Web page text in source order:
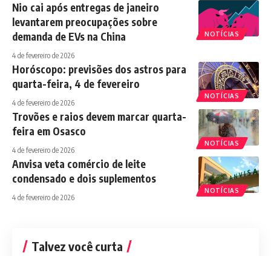
NOTÍCIAS
Nio cai após entregas de janeiro
levantarem preocupações sobre
demanda de EVs na China
4 de fevereiro de 2026
NOTÍCIAS
Horóscopo: previsões dos astros para
quarta-feira, 4 de fevereiro
4 de fevereiro de 2026
NOTÍCIAS
Trovões e raios devem marcar quarta-
feira em Osasco
4 de fevereiro de 2026
NOTÍCIAS
Anvisa veta comércio de leite
condensado e dois suplementos
4 de fevereiro de 2026
Talvez você curta